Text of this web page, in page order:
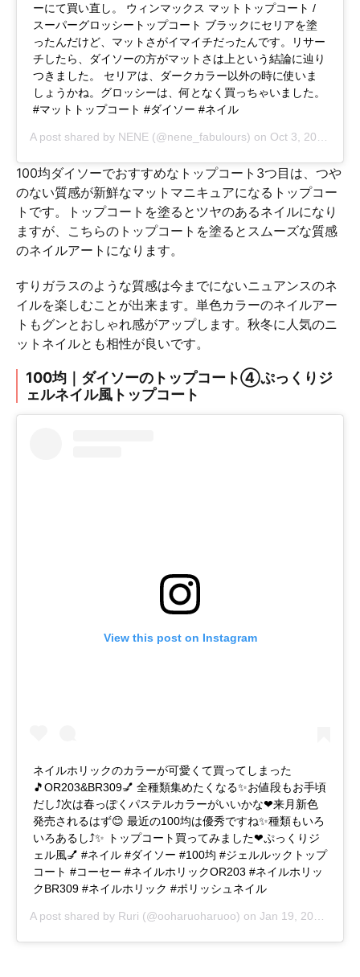
ーにて買い直し。 ウィンマックス マットトップコート /
スーパーグロッシートップコート ブラックにセリアを塗
ったんだけど、マットさがイマイチだったんです。リサー
チしたら、ダイソーの方がマットさは上という結論に辿り
つきました。 セリアは、ダークカラー以外の時に使いま
しょうかね。グロッシーは、何となく買っちゃいました。
#マットトップコート #ダイソー #ネイル
A post shared by NENE (@nene_fabulours) on Oct 3, 2016 at 3:55am PDT
100均ダイソーでおすすめなトップコート3つ目は、つや
のない質感が新鮮なマットマニキュアになるトップコー
トです。トップコートを塗るとツヤのあるネイルになり
ますが、こちらのトップコートを塗るとスムーズな質感
のネイルアートになります。
すりガラスのような質感は今までにないニュアンスのネ
イルを楽しむことが出来ます。単色カラーのネイルアー
トもグンとおしゃれ感がアップします。秋冬に人気のニ
ットネイルとも相性が良いです。
100均｜ダイソーのトップコート④ぷっくりジ
ェルネイル風トップコート
View this post on Instagram
ネイルホリックのカラーが可愛くて買ってしまった
🎵OR203&BR309💅 全種類集めたくなる✨お値段もお手頃
だし⤴次は春っぽくパステルカラーがいいかな❤来月新色
発売されるはず😊 最近の100均は優秀ですね✨種類もいろ
いろあるし⤴✨ トップコート買ってみました❤ぷっくりジ
ェル風💅 #ネイル #ダイソー #100均 #ジェルルックトップ
コート #コーセー #ネイルホリックOR203 #ネイルホリッ
クBR309 #ネイルホリック #ポリッシュネイル
A post shared by Ruri (@ooharuoharuoo) on Jan 19, 2017 at 12:02am PST